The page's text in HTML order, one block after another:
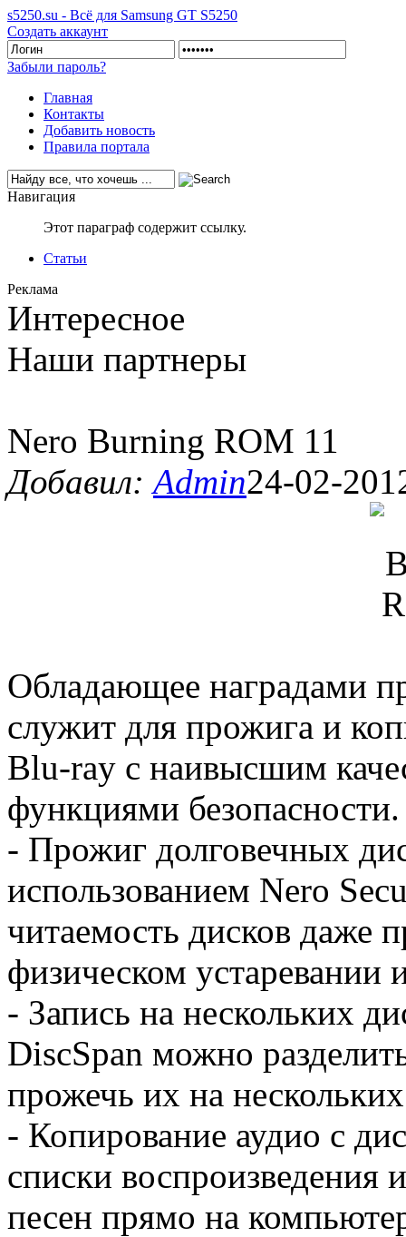
s5250.su - Всё для Samsung GT S5250
Создать аккаунт
Забыли пароль?
Главная
Контакты
Добавить новость
Правила портала
Навигация
Этот параграф содержит ссылку.
Статьи
Реклама
Интересное
Наши партнеры
Nero Burning ROM 11
Добавил:Admin24-02-
Обладающее наградами
служит для прожига и
Blu-ray с наивысшим
функциями безопасности.
- Прожиг долговечных
использованием Nero
читаемость дисков даже
физическом устаревании
- Запись на нескольких
DiscSpan можно
прожечь их на
- Копирование аудио с
списки
песен прямо на